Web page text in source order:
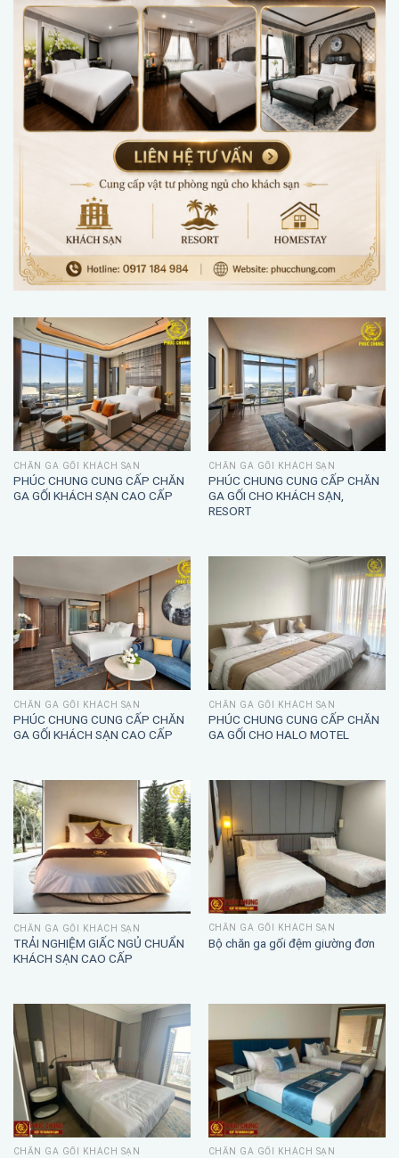
CHĂN GA GỐI KHÁCH SẠN
PHÚC CHUNG CUNG CẤP CHĂN
GA GỐI KHÁCH SẠN CAO CẤP
CHĂN GA GỐI KHÁCH SẠN
PHÚC CHUNG CUNG CẤP CHĂN
GA GỐI CHO KHÁCH SẠN,
RESORT
CHĂN GA GỐI KHÁCH SẠN
PHÚC CHUNG CUNG CẤP CHĂN
GA GỐI KHÁCH SẠN CAO CẤP
CHĂN GA GỐI KHÁCH SẠN
PHÚC CHUNG CUNG CẤP CHĂN
GA GỐI CHO HALO MOTEL
CHĂN GA GỐI KHÁCH SẠN
TRẢI NGHIỆM GIẤC NGỦ CHUẨN
KHÁCH SẠN CAO CẤP
CHĂN GA GỐI KHÁCH SẠN
Bộ chăn ga gối đệm giường đơn
CHĂN GA GỐI KHÁCH SẠN CHĂN GA GỐI KHÁCH SẠN